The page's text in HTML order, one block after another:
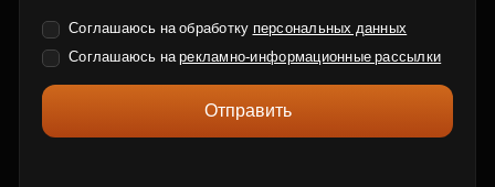
Соглашаюсь на обработку персональных данных
Соглашаюсь нарекламно-информационные рассылки
Отправить